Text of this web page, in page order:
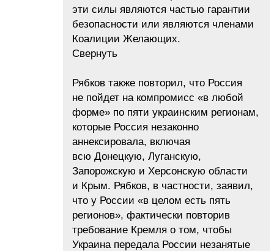
эти силы являются частью гарантии
безопасности или являются членами
Коалиции Желающих.
Свернуть
Рябков также повторил, что Россия
не пойдет на компромисс «в любой
форме» по пяти украинским регионам,
которые Россия незаконно
аннексировала, включая
всю Донецкую, Луганскую,
Запорожскую и Херсонскую области
и Крым. Рябков, в частности, заявил,
что у России «в целом есть пять
регионов», фактически повторив
требование Кремля о том, чтобы
Украина передала России незанятые